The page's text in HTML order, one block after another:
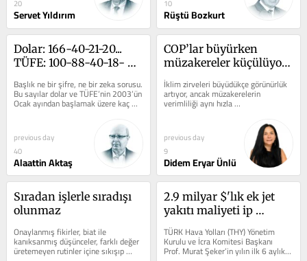
20
Servet Yıldırım
10
Rüştü Bozkurt
Dolar: 166-40-21-20...
TÜFE: 100-88-40-18-
Başlık ne bir şifre, ne bir zeka sorusu.
Bu sayılar dolar ve TÜFE’nin 2003’ün
Ocak ayından başlamak üzere kaç
ayda ikiye...
previous day
40
Alaattin Aktaş
COP’lar büyürken
müzakereler küçülüyor
İklim zirveleri büyüdükçe görünürlük
artıyor, ancak müzakerelerin
verimliliği aynı hızla
artmıyor. Uzmanlara göre bugün
previous day
9
Didem Eryar Ünlü
Sıradan işlerle sıradışı
olunmaz
Onaylanmış fikirler, biat ile
kanıksanmış düşünceler, farklı değer
üretemeyen rutinler içine sıkışıp
2.9 milyar $'lık ek jet
yakıtı maliyeti ip
geliri 13.1 milyar $'a
çıktı
TÜRK Hava Yolları (THY) Yönetim
Kurulu ve İcra Komitesi Başkanı
Prof. Murat Şeker’in yılın ilk 6 aylık